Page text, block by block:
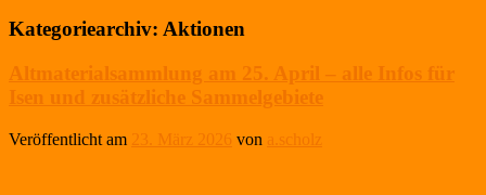
Kategoriearchiv: Aktionen
Altmaterialsammlung am 25. April – alle Infos für
Isen und zusätzliche Sammelgebiete
Veröffentlicht am 23. März 2026 von a.scholz